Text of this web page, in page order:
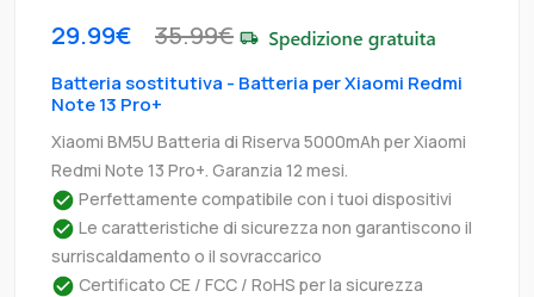
29.99€ 35.99€
Batteria sostitutiva - Batteria per Xiaomi Redmi
Note 13 Pro+
Xiaomi BM5U Batteria di Riserva 5000mAh per Xiaomi
Redmi Note 13 Pro+. Garanzia 12 mesi.
Perfettamente compatibile con i tuoi dispositivi
Le caratteristiche di sicurezza non garantiscono il
surriscaldamento o il sovraccarico
Certificato CE / FCC / RoHS per la sicurezza